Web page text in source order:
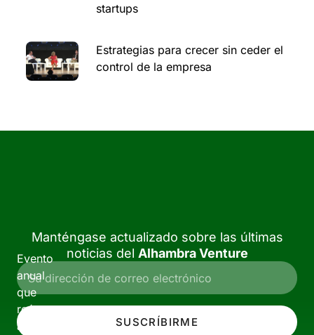
startups
Estrategias para crecer sin ceder el
control de la empresa
Evento
anual
que
reúne
a
Manténgase actualizado sobre las últimas
noticias del Alhambra Venture
SUSCRÍBIRME